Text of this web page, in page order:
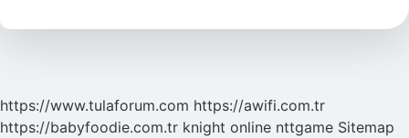
Kimlerdir
https://www.tulaforum.com https://awifi.com.tr
https://babyfoodie.com.tr knight online nttgame Sitemap